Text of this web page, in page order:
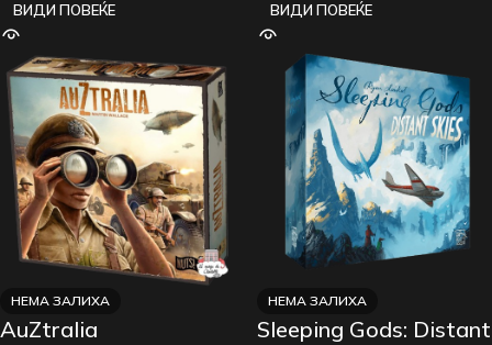
ВИДИ ПОВЕЌЕ ВИДИ ПОВЕЌЕ
НЕМА ЗАЛИХА
AuZtralia
НЕМА ЗАЛИХА
Sleeping Gods: Distant